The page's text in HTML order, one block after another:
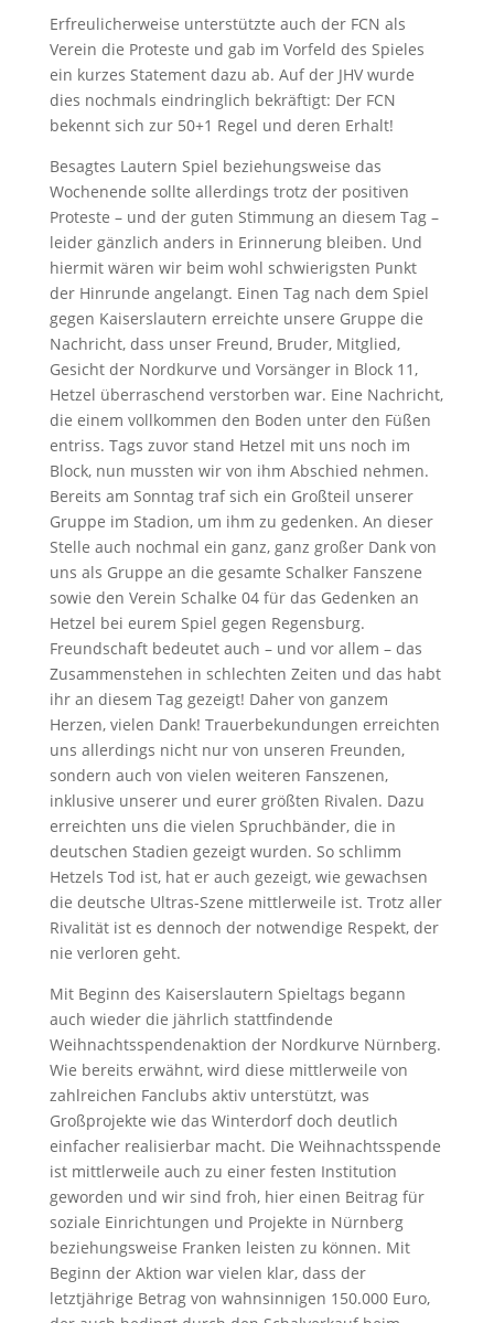
Erfreulicherweise unterstützte auch der FCN als
Verein die Proteste und gab im Vorfeld des Spieles
ein kurzes Statement dazu ab. Auf der JHV wurde
dies nochmals eindringlich bekräftigt: Der FCN
bekennt sich zur 50+1 Regel und deren Erhalt!
Besagtes Lautern Spiel beziehungsweise das
Wochenende sollte allerdings trotz der positiven
Proteste – und der guten Stimmung an diesem Tag –
leider gänzlich anders in Erinnerung bleiben. Und
hiermit wären wir beim wohl schwierigsten Punkt
der Hinrunde angelangt. Einen Tag nach dem Spiel
gegen Kaiserslautern erreichte unsere Gruppe die
Nachricht, dass unser Freund, Bruder, Mitglied,
Gesicht der Nordkurve und Vorsänger in Block 11,
Hetzel überraschend verstorben war. Eine Nachricht,
die einem vollkommen den Boden unter den Füßen
entriss. Tags zuvor stand Hetzel mit uns noch im
Block, nun mussten wir von ihm Abschied nehmen.
Bereits am Sonntag traf sich ein Großteil unserer
Gruppe im Stadion, um ihm zu gedenken. An dieser
Stelle auch nochmal ein ganz, ganz großer Dank von
uns als Gruppe an die gesamte Schalker Fanszene
sowie den Verein Schalke 04 für das Gedenken an
Hetzel bei eurem Spiel gegen Regensburg.
Freundschaft bedeutet auch – und vor allem – das
Zusammenstehen in schlechten Zeiten und das habt
ihr an diesem Tag gezeigt! Daher von ganzem
Herzen, vielen Dank! Trauerbekundungen erreichten
uns allerdings nicht nur von unseren Freunden,
sondern auch von vielen weiteren Fanszenen,
inklusive unserer und eurer größten Rivalen. Dazu
erreichten uns die vielen Spruchbänder, die in
deutschen Stadien gezeigt wurden. So schlimm
Hetzels Tod ist, hat er auch gezeigt, wie gewachsen
die deutsche Ultras-Szene mittlerweile ist. Trotz aller
Rivalität ist es dennoch der notwendige Respekt, der
nie verloren geht.
Mit Beginn des Kaiserslautern Spieltags begann
auch wieder die jährlich stattfindende
Weihnachtsspendenaktion der Nordkurve Nürnberg.
Wie bereits erwähnt, wird diese mittlerweile von
zahlreichen Fanclubs aktiv unterstützt, was
Großprojekte wie das Winterdorf doch deutlich
einfacher realisierbar macht. Die Weihnachtsspende
ist mittlerweile auch zu einer festen Institution
geworden und wir sind froh, hier einen Beitrag für
soziale Einrichtungen und Projekte in Nürnberg
beziehungsweise Franken leisten zu können. Mit
Beginn der Aktion war vielen klar, dass der
letztjährige Betrag von wahnsinnigen 150.000 Euro,